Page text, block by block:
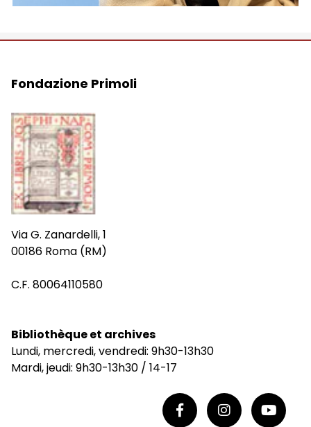
Fondazione Primoli
Via G. Zanardelli, 1
00186 Roma (RM)
C.F. 80064110580
Bibliothèque et archives
Lundi, mercredi, vendredi: 9h30-13h30
Mardi, jeudi: 9h30-13h30 / 14-17